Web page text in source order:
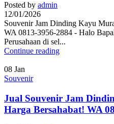
Posted by admin
12/01/2026
Souvenir Jam Dinding Kayu
WA 0813-3956-2884 - Halo
Perusahaan di sel...
Continue reading
08 Jan
Souvenir
Jual Souvenir Jam
Harga Bersahabat! WA